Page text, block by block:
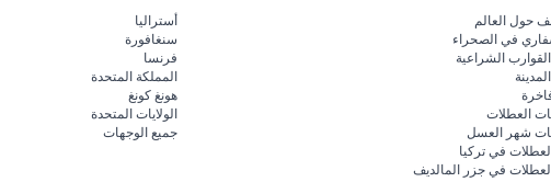
حول العالم
في الصحراء
الشراعية
العطلات
شهر العسل
في تركيا
في جزر المالديف
أستراليا
سنغافورة
فرنسا
المملكة المتحدة
هونغ كونغ
الولايات المتحدة
جميع الوجهات